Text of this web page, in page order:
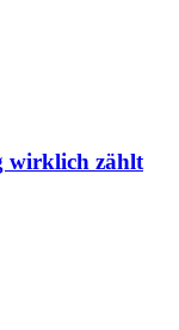
wirklich zählt